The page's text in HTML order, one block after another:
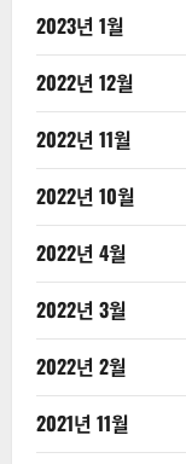
2023년 1월
2022년 12월
2022년 11월
2022년 10월
2022년 4월
2022년 3월
2022년 2월
2021년 11월